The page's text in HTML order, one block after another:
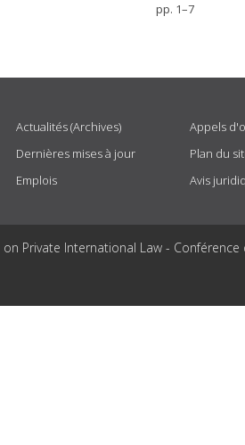
pp. 1–7
Actualités (Archives)
Dernières mises à jour
Emplois
Appels
Plan du
Avis
on Private International Law -